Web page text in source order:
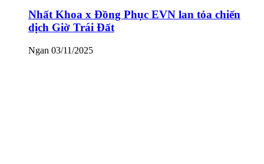
Nhất Khoa x Đồng Phục EVN lan tỏa chiến
dịch Giờ Trái Đất
Ngan 03/11/2025